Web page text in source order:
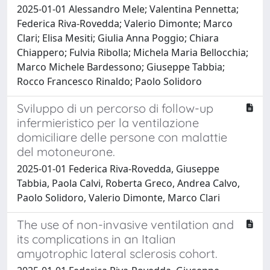
2025-01-01 Alessandro Mele; Valentina Pennetta;
Federica Riva-Rovedda; Valerio Dimonte; Marco
Clari; Elisa Mesiti; Giulia Anna Poggio; Chiara
Chiappero; Fulvia Ribolla; Michela Maria Bellocchia;
Marco Michele Bardessono; Giuseppe Tabbia;
Rocco Francesco Rinaldo; Paolo Solidoro
Sviluppo di un percorso di follow-up
infermieristico per la ventilazione
domiciliare delle persone con malattie
del motoneurone.
2025-01-01 Federica Riva-Rovedda, Giuseppe
Tabbia, Paola Calvi, Roberta Greco, Andrea Calvo,
Paolo Solidoro, Valerio Dimonte, Marco Clari
The use of non-invasive ventilation and
its complications in an Italian
amyotrophic lateral sclerosis cohort.